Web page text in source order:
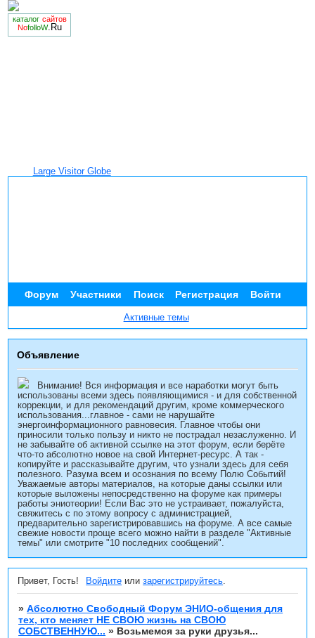
каталог сайтов
NofolloW.Ru
Large Visitor Globe
Форум Участники Поиск Регистрация Войти
Активные темы
Объявление
Внимание! Вся информация и все наработки могут быть
использованы всеми здесь появляющимися - и для собственной
коррекции, и для рекомендаций другим, кроме коммерческого
использования...главное - сами не нарушайте
энергоинформационного равновесия. Главное чтобы они
приносили только пользу и никто не пострадал незаслуженно. И
не забывайте об активной ссылке на этот форум, если берёте
что-то абсолютно новое на свой Интернет-ресурс. А так -
копируйте и рассказывайте другим, что узнали здесь для себя
полезного. Разума всем и осознания по всему Полю Событий!
Уважаемые авторы материалов, на которые даны ссылки или
которые выложены непосредственно на форуме как примеры
работы эниотеории! Если Вас это не устраивает, пожалуйста,
свяжитесь с по этому вопросу с администрацией,
предварительно зарегистрировавшись на форуме. А все самые
свежие новости проще всего можно найти в разделе "Активные
темы" или смотрите "10 последних сообщений".
Привет, Гость! Войдите илизарегистрируйтесь
»Абсолютно Свободный Форум ЭНИО-общения для
тех, кто меняет НЕ СВОЮ жизнь на СВОЮ
СОБСТВЕННУЮ... » Возьмемся за руки друзья...